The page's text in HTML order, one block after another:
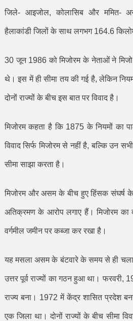
जिले- आइजोल,कोलासिब और ममित-
हैलाकांडी जिलों के साथ लगभग 164.6
30जून 1986 को मिजोरम के नेताओं ने मिजो
थे। इस में ही सीमा तय की गई है,लेकिन
दोनों राज्यों के बीच इस बात पर विवाद है।
मिजोरम कहता है कि 1875 के नियमों का
विवाद सिर्फ मिजोरम से नहीं है,बल्कि उन सभी
सीमा साझा करता है।
मिजोरम और असम के बीच हुए हिंसक संघर्ष
अतिक्रमण के आरोप लगाए हैं। मिजोरम
वर्गमील जमीन पर कब्जा कर रखा है।
यह मसला असम के बंटवारे के समय से ही
उत्तर पूर्व राज्यों का गठन हुआ था। फरवरी,
राज्य बना। 1972 में केंद्र शासित प्रदेश
एक जिला था। दोनों राज्यों के बीच सीमा